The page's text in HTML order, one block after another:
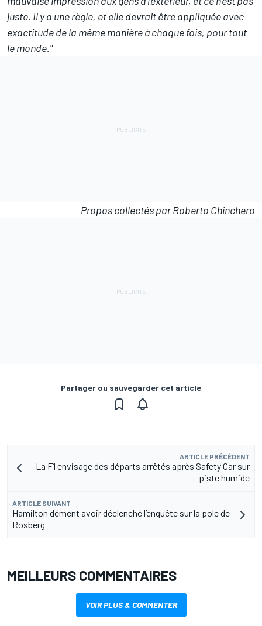
juste. Il y a une règle, et elle devrait être appliquée avec
exactitude de la même manière à chaque fois, pour tout
le monde."
Propos collectés par Roberto Chinchero
Partager ou sauvegarder cet article
ARTICLE PRÉCÉDENT
La F1 envisage des départs arrêtés après Safety Car sur
piste humide
ARTICLE SUIVANT
Hamilton dément avoir déclenché l’enquête sur la pole de
Rosberg
MEILLEURS COMMENTAIRES
VOIR PLUS & COMMENTER